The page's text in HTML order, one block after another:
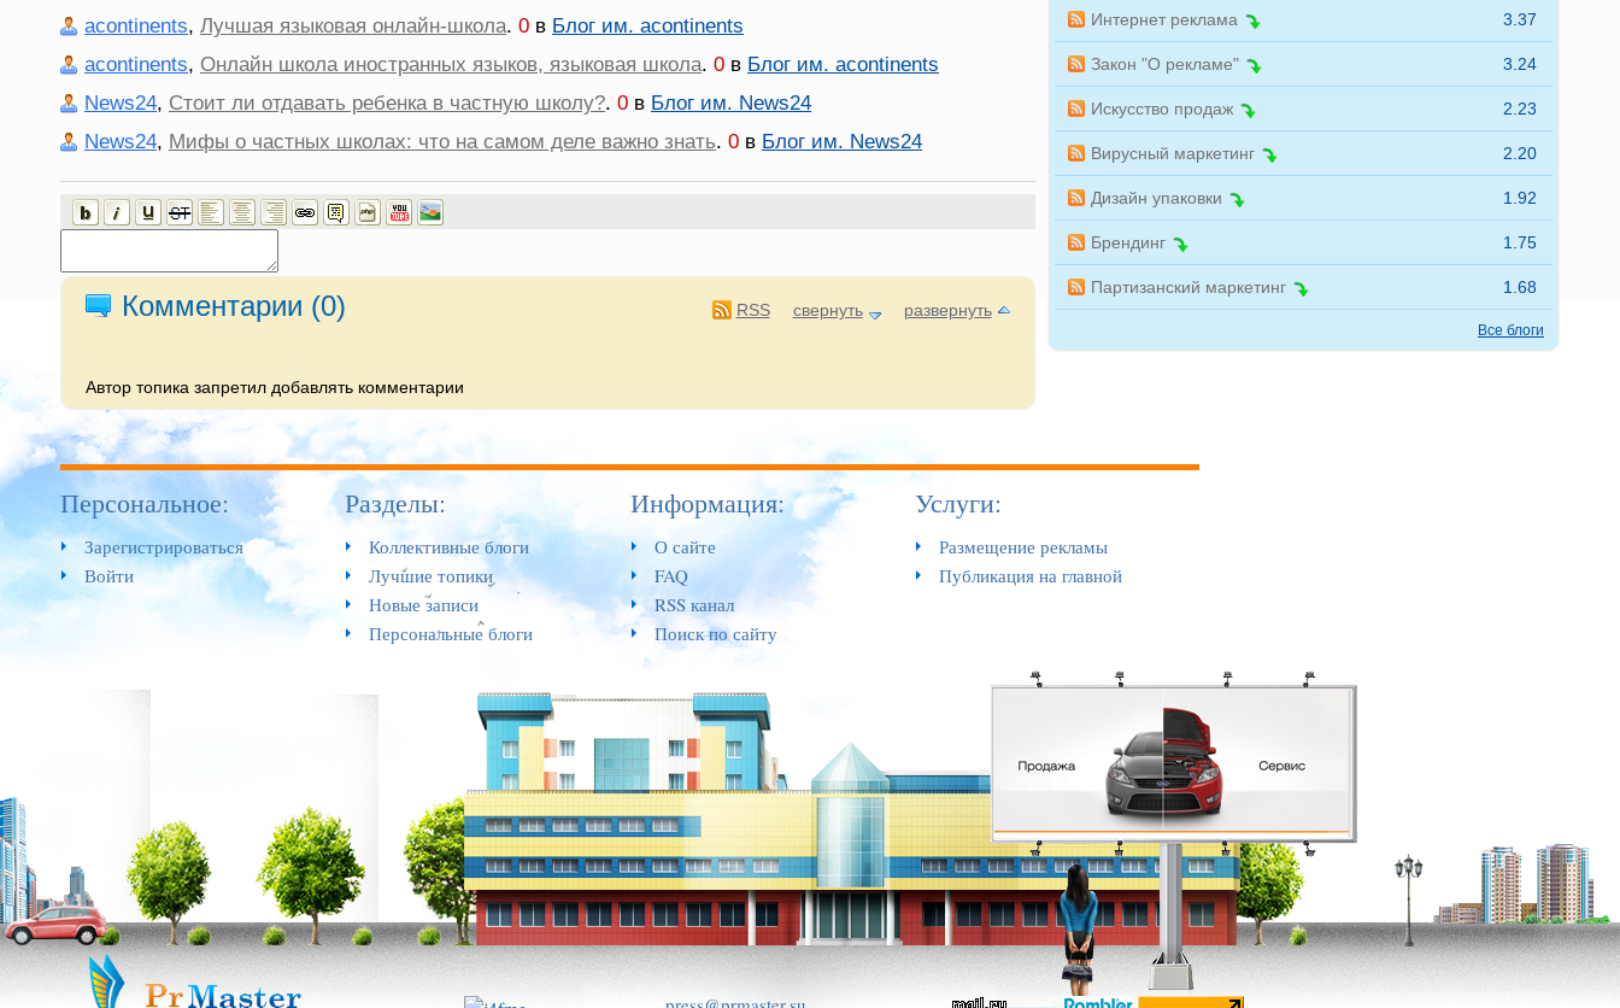
acontinents, Лучшая языковая онлайн-школа. 0 в Блог им. acontinents
acontinents, Онлайн школа иностранных языков, языковая школа. 0 в Блог им. acontinents
News24, Стоит ли отдавать ребенка в частную школу?. 0 в Блог им. News24
News24, Мифы о частных школах: что на самом деле важно знать. 0 в Блог им. News24
Комментарии (0) RSS свернуть развернуть
Автор топика запретил добавлять комментарии
Интернет реклама 3.37
Закон "О рекламе" 3.24
Искусство продаж 2.23
Вирусный маркетинг 2.20
Дизайн упаковки 1.92
Брендинг 1.75
Партизанский маркетинг 1.68
Все блоги
Персональное:
Зарегистрироваться
Войти
Разделы:
Коллективные блоги
Лучшие топики
Новые записи
Персональные блоги
Информация:
О сайте
FAQ
RSS канал
Поиск по сайту
Услуги:
Размещение рекламы
Публикация на главной